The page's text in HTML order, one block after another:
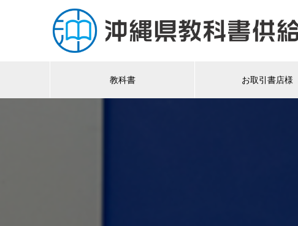
教科書 お取引書店様